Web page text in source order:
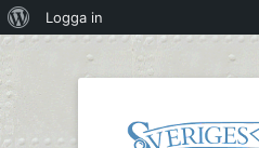
OmLogga in